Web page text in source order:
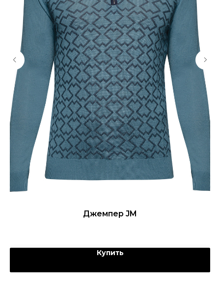
Джемпер JM
Купить